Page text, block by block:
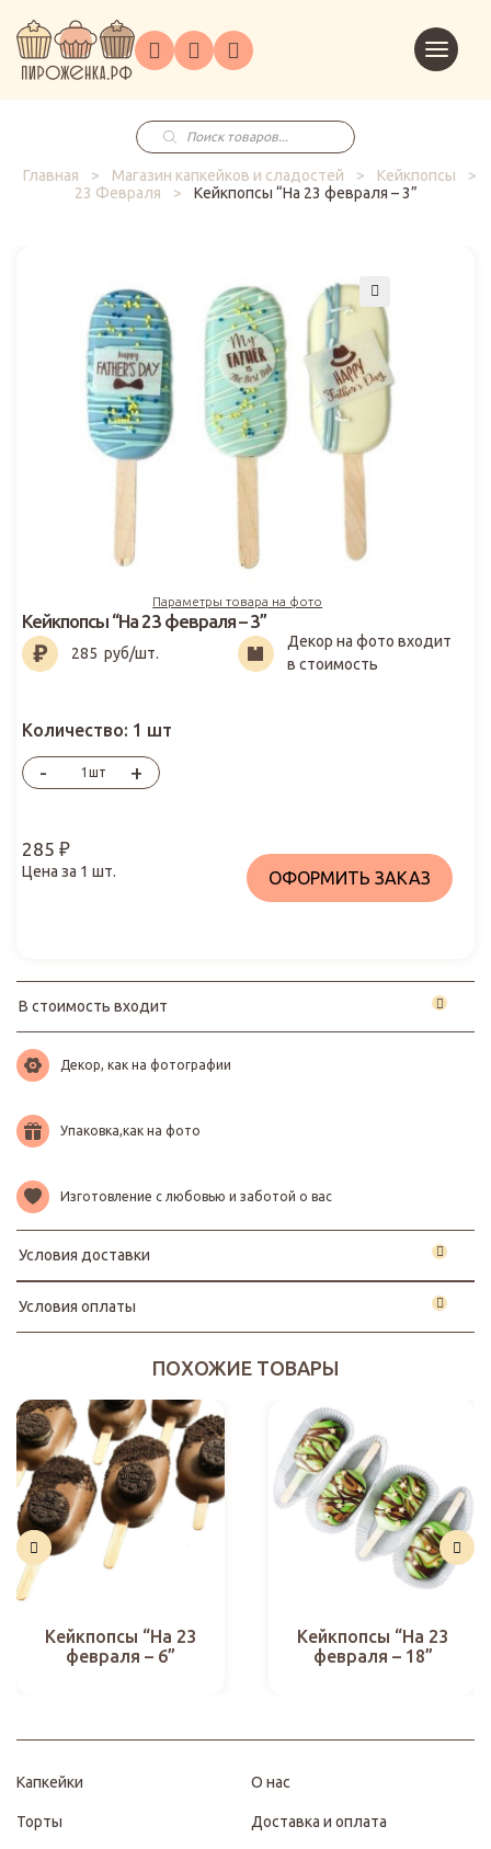
ГлавнаяКаталог
на
заказ
Праздники
Корпоративным
клиентам
в
корзину
Поиск
товаров
Главная
> Магазин капкейков и сладостей > Кейкпопсы
>
23 Февраля
> Кейкпопсы “На 23 февраля – 3”
Параметры товара на фото
285₽
Кейкпопсы “На 23 февраля – 3”
285 руб/шт.
Декор на фото входит
в стоимость
Количество: 1 шт
- шт +
285 ₽
Цена за 1 шт. ОФОРМИТЬ ЗАКАЗ
В стоимость входит
Декор, как на фотографии
Упаковка,как на фото
Изготовление с любовью и заботой о вас
Условия доставки
Условия оплаты
ПОХОЖИЕ ТОВАРЫ
Кейкпопсы “На 23
февраля – 6”
Кейкпопсы “На 23
февраля – 18”
Капкейки
Торты
О нас
Доставка и оплата